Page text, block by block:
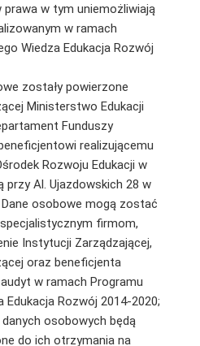
prawa w tym uniemożliwiają
w ramach
Wiedza Edukacja Rozwój
zostały powierzone
Ministerstwo Edukacji
Funduszy
realizującemu
Rozwoju Edukacji w
przy Al. Ujazdowskich 28 w
osobowe mogą zostać
firmom,
Instytucji Zarządzającej,
oraz beneficjenta
w ramach Programu
Edukacja Rozwój 2014-2020;
osobowych będą
do ich otrzymania na